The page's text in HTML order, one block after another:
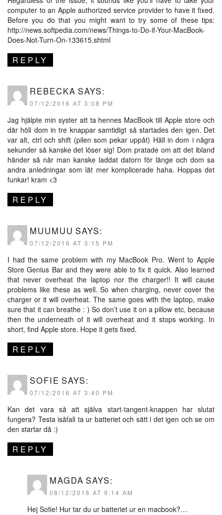
computer to an Apple authorized service provider to have it fixed.
Before you do that you might want to try some of these tips:
http://news.softpedia.com/news/Things-to-Do-if-Your-MacBook-
Does-Not-Turn-On-133615.shtml
REPLY
REBECKA SAYS:
07/12/2016 AT 3:08 PM
Jag hjälpte min syster att ta hennes MacBook till Apple store och
där höll dom in tre knappar samtidigt så startades den igen. Det
var alt, ctrl och shift (pilen som pekar uppåt) Håll in dom i några
sekunder så kanske det löser sig! Dom pratade om att det ibland
händer så när man kanske laddat datorn för länge och dom sa
andra anledningar som lät mer komplicerade haha. Hoppas det
funkar! kram <3
REPLY
MUUMUU SAYS:
07/12/2016 AT 3:15 PM
I had the same problem with my MacBook Pro. Went to Apple
Store Genius Bar and they were able to fix it quick. Also learned
that never overheat the laptop nor the charger!! It will cause
problems like these as well. So when charging, never cover the
charger or it will overheat. The same goes with the laptop, make
sure that it can breathe : ) So don’t use it on a pillow etc, because
then the underneath of it will overheat and it stops working. In
short, find Apple store. Hope it gets fixed.
REPLY
SOFIE SAYS:
07/12/2016 AT 3:40 PM
Kan det vara så att själva start-tangent-knappen har slutat
fungera? Testa isåfall ta ur batteriet och sätt i det igen och se om
den startar då :)
REPLY
MAGDA SAYS:
08/12/2016 AT 9:14 AM
Hej Sofie! Hur tar du ur batteriet ur en macbook?…